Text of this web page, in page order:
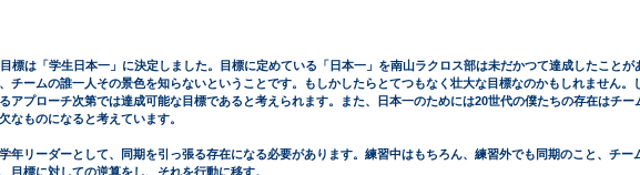
標は「学生日本一」に決定しました。目標に定めている「日本一」を南山ラクロス部は未だかつて達成したことが
チームの誰一人その景色を知らないということです。もしかしたらとてつもなく壮大な目標なのかもしれません。
アプローチ次第では達成可能な目標であると考えられます。また、日本一のためには20世代の僕たちの存在はチー
なものになると考えています。
年リーダーとして、同期を引っ張る存在になる必要があります。練習中はもちろん、練習外でも同期のこと、チー
目標に対しての逆算をし、それを行動に移す。